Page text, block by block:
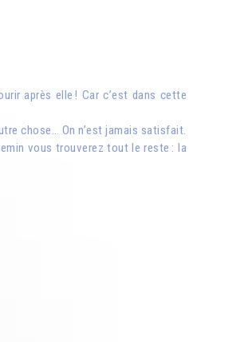
après elle ! Car c’est dans cette
chose… On n’est jamais satisfait.
vous trouverez tout le reste : la